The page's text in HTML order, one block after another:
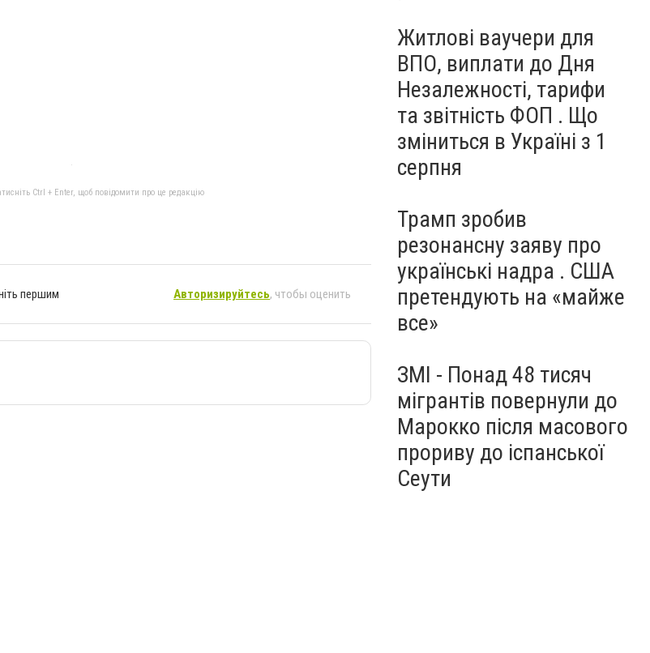
Ctrl + Enter, щоб повідомити про це редакцію
першим Авторизируйтесь, чтобы оценить
Житлові ваучери для
ВПО, виплати до Дня
Незалежності, тарифи
та звітність ФОП . Що
зміниться в Україні з 1
серпня
Трамп зробив
резонансну заяву про
українські надра . США
претендують на «майже
все»
ЗМІ - Понад 48 тисяч
мігрантів повернули до
Марокко після масового
прориву до іспанської
Сеути